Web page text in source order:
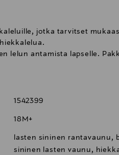
jotka tarvitset
lelun antamista lapselle.
1542399
18M+
lasten sininen rantavaunu,
sininen lasten vaunu,